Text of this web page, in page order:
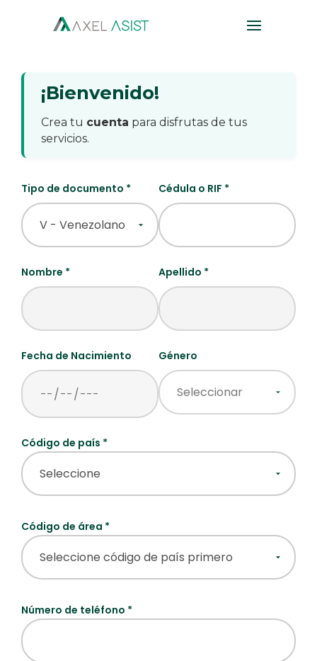
¡Bienvenido!
Crea tu cuenta para disfrutas de tus
servicios.
Tipo de documento * Cédula o RIF *
Nombre * Apellido *
Fecha de Nacimiento Género
Código de país *
Código de área *
Número de teléfono *